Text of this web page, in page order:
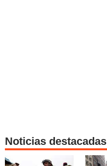
Noticias destacadas